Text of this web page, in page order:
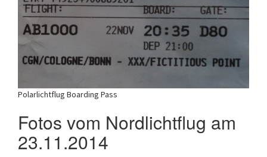
Polarlichtflug Boarding Pass
Fotos vom Nordlichtflug am
23.11.2014